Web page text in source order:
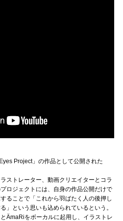
Project」の作品として公開された
ストレーター、動画クリエイターとコラ
ロジェクトには、自身の作品公開だけで
ることで「これから羽ばたく人の後押し
」という思いも込められているという。
ÄmaRiをボーカルに起用し、イラストレ